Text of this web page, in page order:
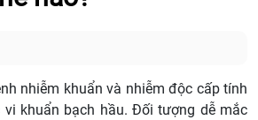
nhiễm khuẩn và nhiễm độc cấp tính
khuẩn bạch hầu. Đối tượng dễ mắc